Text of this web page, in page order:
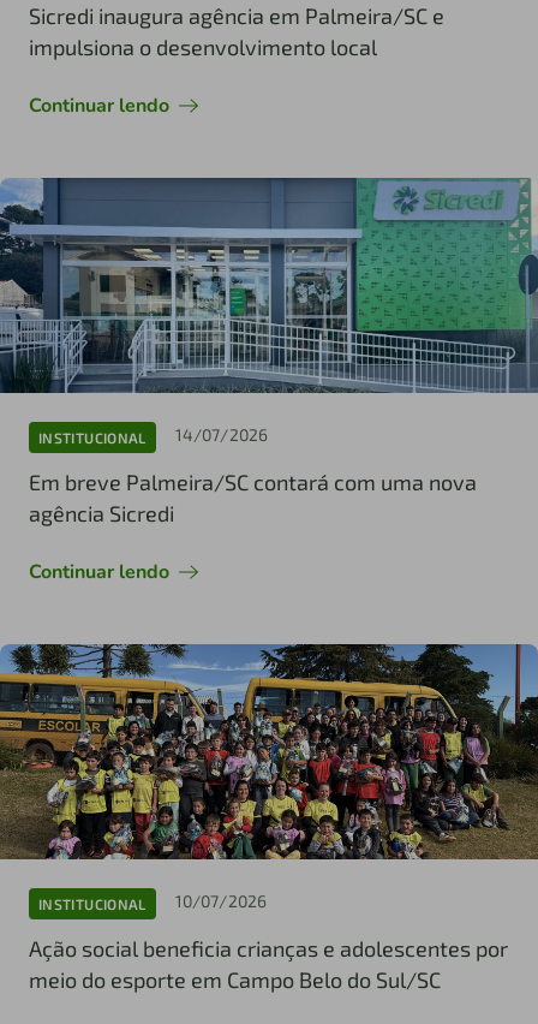
Sicredi inaugura agência em Palmeira/SC e
impulsiona o desenvolvimento local
Continuar lendo
INSTITUCIONAL 14/07/2026
Em breve Palmeira/SC contará com uma nova
agência Sicredi
Continuar lendo
INSTITUCIONAL 10/07/2026
Ação social beneficia crianças e adolescentes por
meio do esporte em Campo Belo do Sul/SC